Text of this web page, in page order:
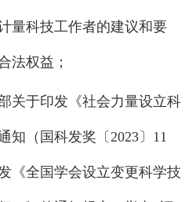
量科技工作者的建议和要
法权益；
关于印发《社会力量设立科
知（国科发奖〔2023〕11
《全国学会设立变更科学技